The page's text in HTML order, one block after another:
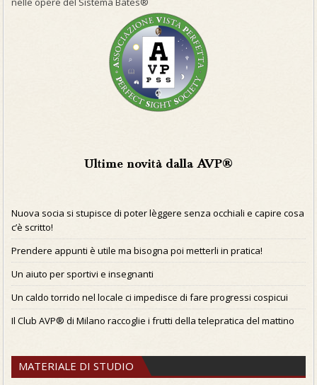
Ultime novità dalla AVP®
Nuova socia si stupisce di poter lèggere senza occhiali e capire cosa
c’è scritto!
Prendere appunti è utile ma bisogna poi metterli in pratica!
Un aiuto per sportivi e insegnanti
Un caldo torrido nel locale ci impedisce di fare progressi cospicui
Il Club AVP® di Milano raccoglie i frutti della telepratica del mattino
MATERIALE DI STUDIO